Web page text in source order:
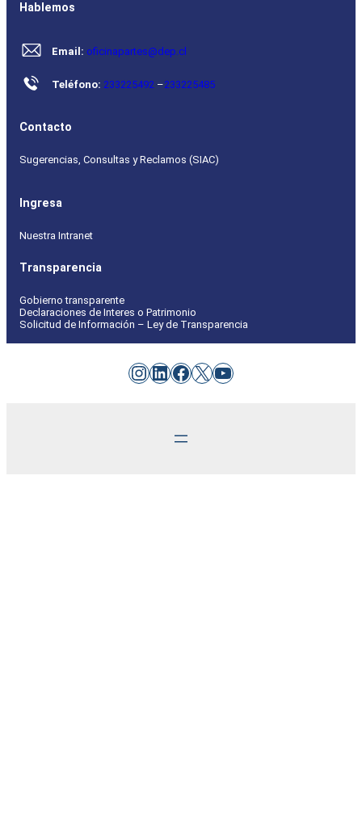
Hablemos
Email: oficinapartes@dep.cl
Teléfono: 233225492 –233225485
Contacto
Sugerencias, Consultas y Reclamos (SIAC)
Ingresa
Nuestra Intranet
Transparencia
Gobierno transparente
Declaraciones de Interes o Patrimonio
Solicitud de Información – Ley de Transparencia
Instagram
LinkedIn
Facebook
X YouTube